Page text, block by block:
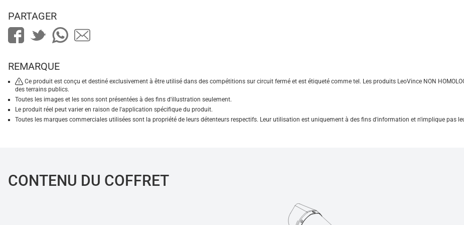
PARTAGER
REMARQUE
Ce produit est conçu et destiné exclusivement à être utilisé dans des compétitions sur circuit fermé et est étiqueté comme tel. Les produits LeoVince NON
des terrains publics.
Toutes les images et les sons sont présentées à des fins d'illustration seulement.
Le produit réel peut varier en raison de l'application spécifique du produit.
Toutes les marques commerciales utilisées sont la propriété de leurs détenteurs respectifs. Leur utilisation est uniquement à des fins d'information et n'implique pas
CONTENU DU COFFRET